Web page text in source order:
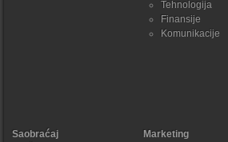
Tehnologija
Finansije
Komunikacije
Saobraćaj
Marketing